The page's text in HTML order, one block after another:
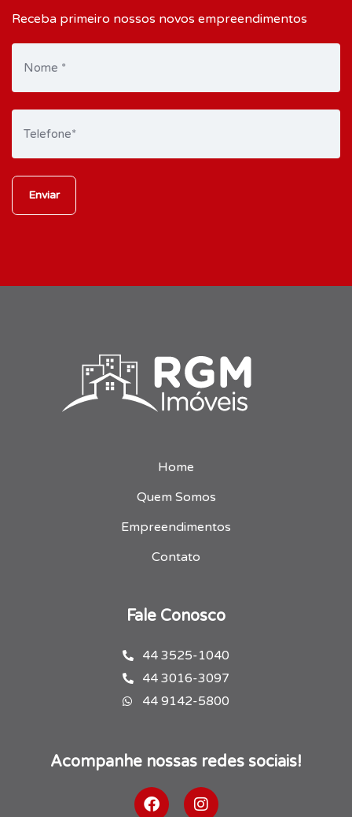
Receba primeiro nossos novos empreendimentos
Home
Quem Somos
Empreendimentos
Contato
Fale Conosco
44 3525-1040
44 3016-3097
44 9142-5800
Acompanhe nossas redes sociais!